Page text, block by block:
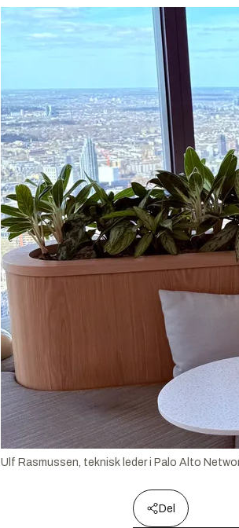
Ulf Rasmussen, teknisk leder i Palo Alto
Del